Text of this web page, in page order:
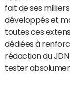
fait de ses
développés et
toutes ces
dédiées à
rédaction du
tester